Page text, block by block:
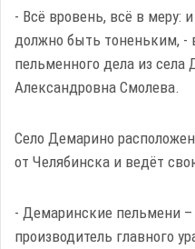
- Всё вровень, всё в меру:
должно быть тоненьким, -
пельменного дела из
Александровна Смолева.
Село Демарино
от Челябинска и ведёт
- Демаринские пельмени –
производитель главного